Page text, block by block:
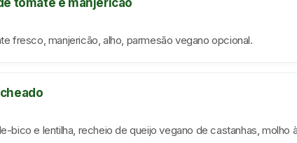
tomate e manjericão
fresco, manjericão, alho, parmesão vegano opcional.
bico e lentilha, recheio de queijo vegano de castanhas, molho